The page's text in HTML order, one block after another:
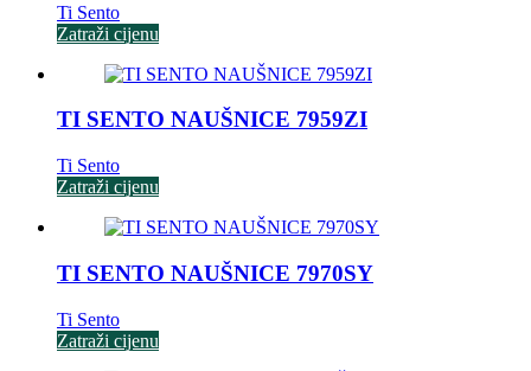
Ti Sento
Zatraži cijenu
TI SENTO NAUŠNICE 7959ZI
Ti Sento
Zatraži cijenu
TI SENTO NAUŠNICE 7970SY
Ti Sento
Zatraži cijenu